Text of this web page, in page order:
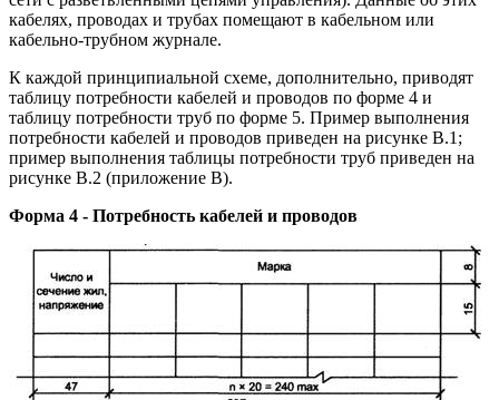
кабелях, проводах и трубах помещают в кабельном или
кабельно-трубном журнале.
К каждой принципиальной схеме, дополнительно, приводят
таблицу потребности кабелей и проводов по форме 4 и
таблицу потребности труб по форме 5. Пример выполнения
потребности кабелей и проводов приведен на рисунке В.1;
пример выполнения таблицы потребности труб приведен на
рисунке В.2 (приложение В).
Форма 4 - Потребность кабелей и проводов